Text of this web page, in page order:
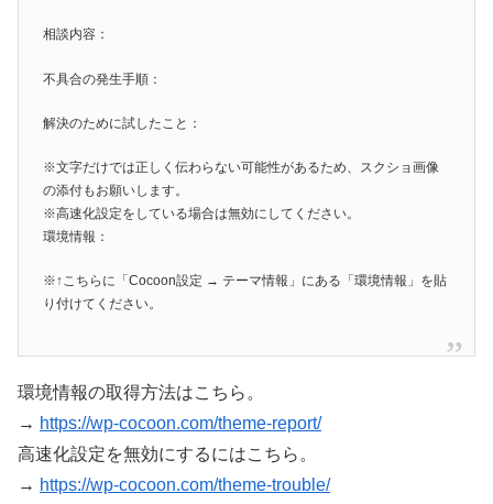
相談内容：
不具合の発生手順：
解決のために試したこと：
※文字だけでは正しく伝わらない可能性があるため、スクショ画像
の添付もお願いします。
※高速化設定をしている場合は無効にしてください。
環境情報：
※↑こちらに「Cocoon設定 → テーマ情報」にある「環境情報」を貼
り付けてください。
環境情報の取得方法はこちら。
→ https://wp-cocoon.com/theme-report/
高速化設定を無効にするにはこちら。
→ https://wp-cocoon.com/theme-trouble/